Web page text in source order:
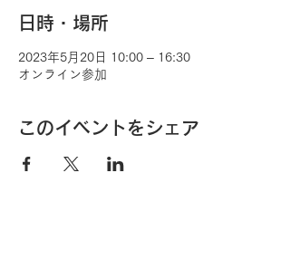
日時・場所
2023年5月20日 10:00 – 16:30
オンライン参加
このイベントをシェア